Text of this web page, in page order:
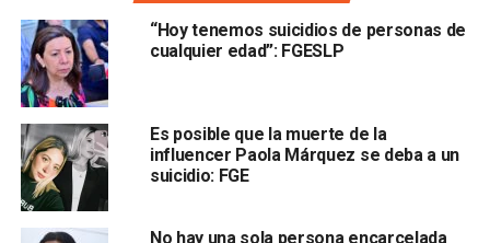
Según detallaron, los hechos ocurrieron el
31 de abril del
año 2016en una vivienda del ejido de Potrerillos del
municipio de Xilitla en donde dormían las dos víctimas;
una de ellas escuchó que abrieron de manera violenta la
puerta principal del domicilio, la mujer se levantó a ver lo
que ocurría y en ese momentose percató de la
presencia de un hombre que traía cubierta la mitad de
la cara y un arma de fuego con la que le apuntó a la
cara.
“Hoy tenemos suicidios de personas de
cualquier edad”: FGESLP
Es posible que la muerte de la
influencer Paola Márquez se deba a un
suicidio: FGE
No hay una sola persona encarcelada